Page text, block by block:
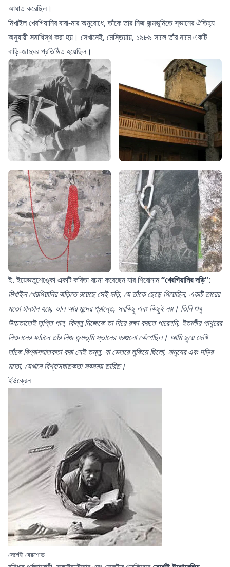
আঘাত করেছিল।
মিখাইল খেরগিয়ানির বাবা-মার অনুরোধে, তাঁকে তার নিজ জন্মভূমিতে স্ভানের ঐতিহ্য
অনুযায়ী সমাধিস্থ করা হয়। সেখানেই, মেস্তিয়ায়, ১৯৮৯ সালে তাঁর নামে একটি
বাড়ি-জাদুঘর প্রতিষ্ঠিত হয়েছিল।
ই. ইয়েভতুশেঙ্কো একটি কবিতা রচনা করেছেন যার শিরোনাম“খেরগিয়ানির দড়ি”:
মিখাইল খেরগিয়ানির বাড়িতে রয়েছে সেই দড়ি, যে তাঁকে ছেড়ে গিয়েছিল, একটি তারের
মতো টানটান হয়ে, ভাল আর মন্দের প্রান্তে, সবকিছু এবং কিছুই নয়। তিনি শুধু
উচ্চতাতেই তৃপ্তি পান, কিন্তু নিজেকে তা দিয়ে রক্ষা করতে পারেননি, ইতালীয় পাথুরের
নিওলনের ফাটলে তাঁর নিজ জন্মভূমি স্ভানের ঘরগুলো কেঁপেছিল। আমি ছুয়ে দেখি
তাঁকে বিশ্বাসঘাতকতা করা সেই তন্তু, যা ভেতরে লুকিয়ে ছিলো, মানুষের এবং দড়ির
মতো, যেখানে বিশ্বাসঘাতকতা সবসময় তারিত।
ইউক্রেন
সের্গেই বেরশোভ